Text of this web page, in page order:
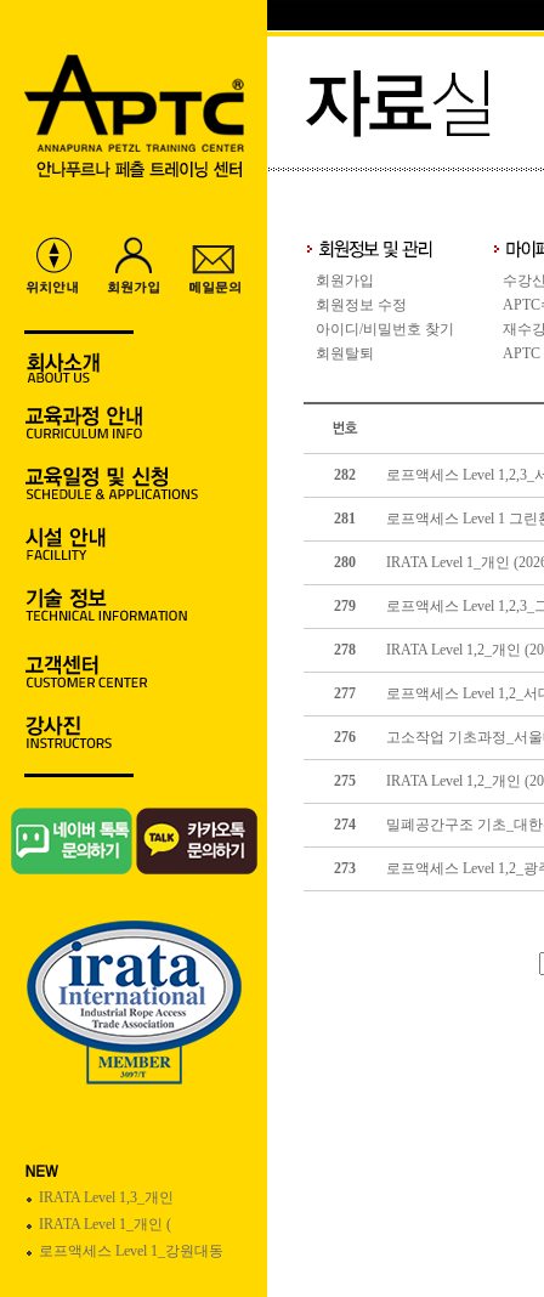
IRATA Level 1,3_개인
IRATA Level 1_개인 (
로프액세스 Level 1_강원대동
회원가입
회원정보 수정
아이디/비밀번호 찾기
회원탈퇴
수강
재수
APTC
282 로프액세스 Level 1,2,3_
281 로프액세스 Level 1 그린
280 IRATA Level 1_개인
279 로프액세스 Level 1,2,3_
278 IRATA Level 1,2_개인
277 로프액세스 Level 1,2_
276 고소작업 기초과정_서울
275 IRATA Level 1,2_개인
274 밀폐공간구조 기초_대
273 로프액세스 Level 1,2_광